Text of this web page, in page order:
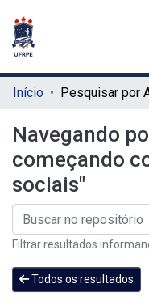
Início Pesquisar por
Navegando
começando
sociais"
Filtrar resultados
Todos os resultados